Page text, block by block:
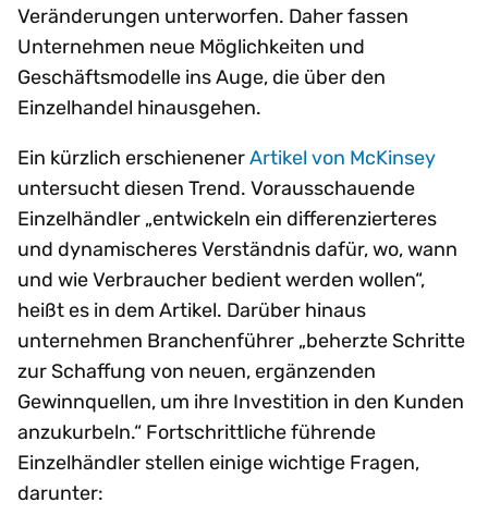
Veränderungen unterworfen. Daher fassen
Unternehmen neue Möglichkeiten und
Geschäftsmodelle ins Auge, die über den
Einzelhandel hinausgehen.
Ein kürzlich erschienenerArtikel von McKinsey
untersucht diesen Trend. Vorausschauende
Einzelhändler „entwickeln ein differenzierteres
und dynamischeres Verständnis dafür, wo, wann
und wie Verbraucher bedient werden wollen“,
heißt es in dem Artikel. Darüber hinaus
unternehmen Branchenführer „beherzte Schritte
zur Schaffung von neuen, ergänzenden
Gewinnquellen, um ihre Investition in den Kunden
anzukurbeln.“ Fortschrittliche führende
Einzelhändler stellen einige wichtige Fragen,
darunter: